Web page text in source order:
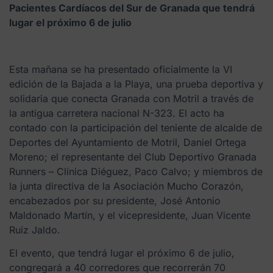
Pacientes Cardíacos del Sur de Granada que tendrá
lugar el próximo 6 de julio
Esta mañana se ha presentado oficialmente la VI
edición de la Bajada a la Playa, una prueba deportiva y
solidaria que conecta Granada con Motril a través de
la antigua carretera nacional N-323. El acto ha
contado con la participación del teniente de alcalde de
Deportes del Ayuntamiento de Motril, Daniel Ortega
Moreno; el representante del Club Deportivo Granada
Runners – Clínica Diéguez, Paco Calvo; y miembros de
la junta directiva de la Asociación Mucho Corazón,
encabezados por su presidente, José Antonio
Maldonado Martín, y el vicepresidente, Juan Vicente
Ruiz Jaldo.
El evento, que tendrá lugar el próximo 6 de julio,
congregará a 40 corredores que recorrerán 70